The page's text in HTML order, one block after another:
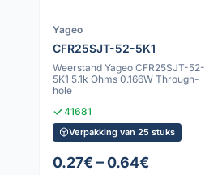
Yageo
CFR25SJT-52-5K1
Weerstand Yageo CFR25SJT-52-
5K1 5.1k Ohms 0.166W Through-
hole
41681
Verpakking van 25 stuks
0.27€ – 0.64€